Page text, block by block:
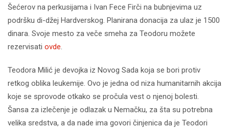
Šećerov na perkusijama i Ivan Fece Firči na bubnjevima uz
podršku di-džej Hardverskog. Planirana donacija za ulaz je 1500
dinara. Svoje mesto za veče smeha za Teodoru možete
rezervisati ovde.
Teodora Milić je devojka iz Novog Sada koja se bori protiv
retkog oblika leukemije. Ovo je jedna od niza humanitarnih akcija
koje se sprovode otkako se pročula vest o njenoj bolesti.
Šansa za izlečenje je odlazak u Nemačku, za šta su potrebna
velika sredstva, a da nade ima govori činjenica da je Teodori